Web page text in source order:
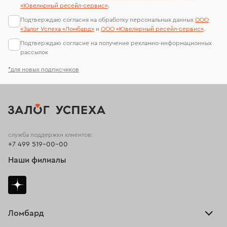
*для новых подписчиков
«Ювелирный ресейл-сервиc».
Подтверждаю согласия на обработку персональных данных ООО
«Залог Успеха «Ломбард» и ООО «Ювелирный ресейл-сервиc».
Подтверждаю согласие на получение рекламно-информационных
рассылок
Ломбард
служба поддержки клиентов:
+7 499 519-00-00
Наши филиалы